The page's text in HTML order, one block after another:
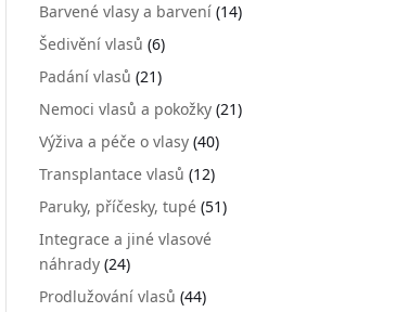
Barvené vlasy a barvení (14)
Šedivění vlasů (6)
Padání vlasů (21)
Nemoci vlasů a pokožky (21)
Výživa a péče o vlasy (40)
Transplantace vlasů (12)
Paruky, příčesky, tupé (51)
Integrace a jiné vlasové
náhrady (24)
Prodlužování vlasů (44)